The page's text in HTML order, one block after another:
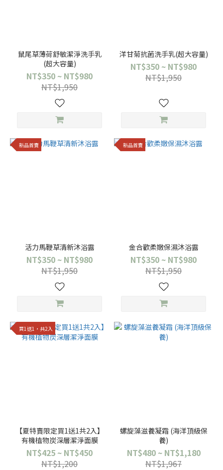
鼠尾草薄荷舒敏潔淨洗手乳
(超大容量)
NT$350 ~ NT$980
NT$1,950
洋甘菊抗菌洗手乳(超大容量)
NT$350 ~ NT$980
NT$1,950
新品首賣
活力馬鞭草清新沐浴露
NT$350 ~ NT$980
NT$1,950
新品首賣
金合歡柔嫩保濕沐浴露
NT$350 ~ NT$980
NT$1,950
買1送1，共2入
【夏特賣限定買1送1共2入】
有機植物炭深層潔淨面膜
NT$425 ~ NT$450
NT$1,200
螺旋藻滋養凝霜 (海洋頂級保
養)
NT$480 ~ NT$1,180
NT$1,967